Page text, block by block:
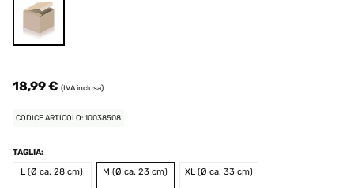
18,99 € (IVA inclusa)
CODICE ARTICOLO: 10038508
TAGLIA:
L (Ø ca. 28 cm)
M (Ø ca. 23 cm) XL (Ø ca. 33 cm)